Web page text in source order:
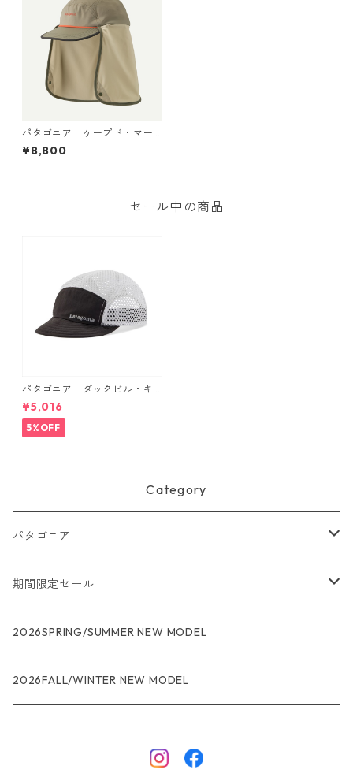
パタゴニア ケープド・マー
ガンザー・ハット River Roc
k Green 33570
¥8,800
セール中の商品
パタゴニア ダックビル・キ
ャップ （カラー Black） Pat
agonia Duckbill Cap 日本正
¥5,016
5%OFF
Category
パタゴニア
メンズ
R1
R1エア
ウィメンズ
R1
ジャケット・アウター
期間限定セール
★★★
レインウェアー
2026SPRING/SUMMER NEW MODEL
2026FALL/WINTER NEW MODEL